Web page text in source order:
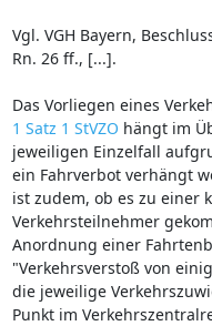
Vgl. VGH Bayern,
Rn. 26 ff., [...].
Das Vorliegen eines
1 Satz 1 StVZO hängt im
jeweiligen Einzelfall
ein Fahrverbot verhängt
ist zudem, ob es zu einer
Verkehrsteilnehmer
Anordnung einer
"Verkehrsverstoß von
die jeweilige
Punkt im